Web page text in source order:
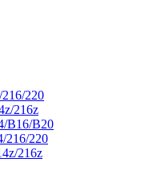
220
216z
B16/B20
216/220
216z